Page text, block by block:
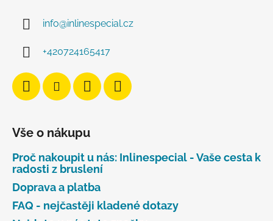
info@inlinespecial.cz
+420724165417
Vše o nákupu
Proč nakoupit u nás: Inlinespecial - Vaše cesta k
radosti z bruslení
Doprava a platba
FAQ - nejčastěji kladené dotazy